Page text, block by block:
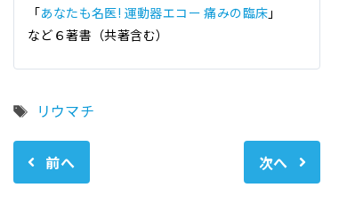
タ
リウマチ
「あなたも名医! 運動器エコー 痛みの臨床 」
など６著書（共著含む）
前へ 次へ